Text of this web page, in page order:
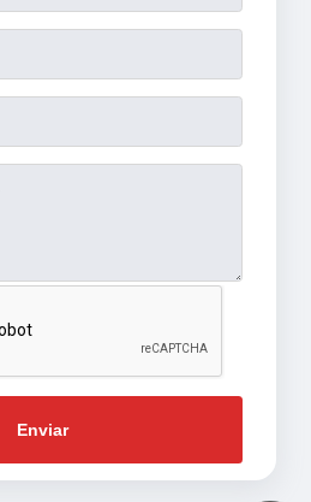
Enviar